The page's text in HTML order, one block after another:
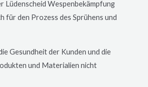
Lüdenscheid Wespenbekämpfung
für den Prozess des Sprühens und
Gesundheit der Kunden und die
und Materialien nicht